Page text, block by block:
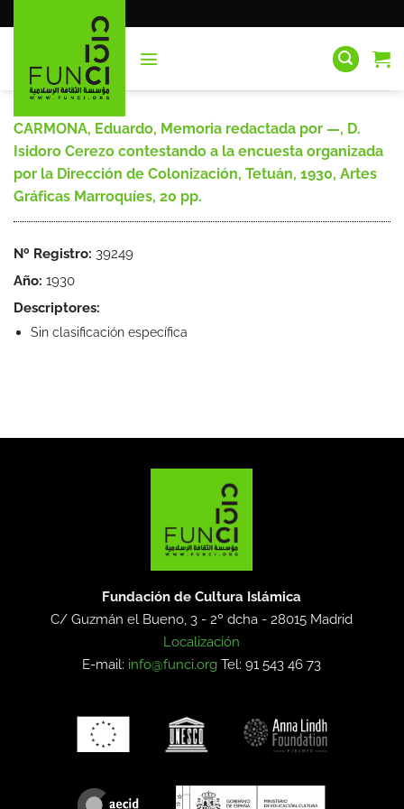
al
CARMONA, Eduardo, Memoria redactada por —, D.
Isidoro Cerezo contestando a la encuesta organizada
por la Dirección de Colonización, Tetuán, 1930, Artes
Gráficas Marroquíes, 20 pp.
Nº Registro: 39249
Año: 1930
Descriptores:
Sin clasificación específica
Fundación de Cultura Islámica
C/ Guzmán el Bueno, 3 - 2º dcha -28015 Madrid
Localización
E-mail: info@funci.org Tel: 91 543 46 73